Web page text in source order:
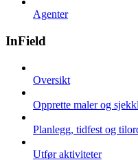
Agenter
InField
Oversikt
Opprette maler og
Planlegg, tidfest og
Utfør aktiviteter